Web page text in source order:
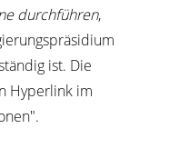
durchführen,
ist. Die
Hyperlink im